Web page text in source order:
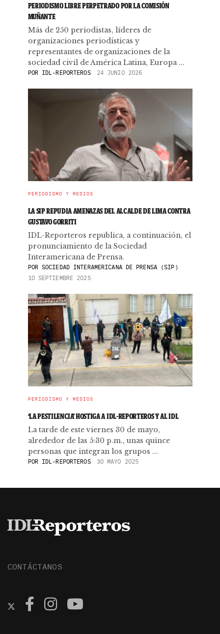
PERIODISMO LIBRE PERPETRADO POR LA COMISIÓN
MUÑANTE
Más de 250 periodistas, líderes de
organizaciones periodísticas y
representantes de organizaciones de la
sociedad civil de América Latina, Europa ...
POR IDL-REPORTEROS 24 JUNIO 2026
PERIODISMO Y MEDIOS
LA SIP REPUDIA AMENAZAS DEL ALCALDE DE LIMA CONTRA
GUSTAVO GORRITI
IDL-Reporteros republica, a continuación, el
pronunciamiento de la Sociedad
Interamericana de Prensa.
PORSOCIEDAD INTERAMERICANA DE PRENSA (SIP)
10 SEPTIEMBRE 2025
PERIODISMO Y MEDIOS
‘LA PESTILENCIA’ HOSTIGA A IDL-REPORTEROS Y AL IDL
La tarde de este viernes 30 de mayo,
alrededor de las 5:30 p.m., unas quince
personas que integran los grupos ...
POR IDL-REPORTEROS 30 MAYO 2025
CONTÁCTANOS